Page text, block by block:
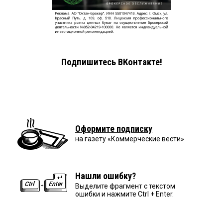
Подпишитесь ВКонтакте!
Оформите подписку
на газету «Коммерческие вести»
Нашли ошибку?
Выделите фрагмент с текстом
ошибки и нажмите Ctrl + Enter.